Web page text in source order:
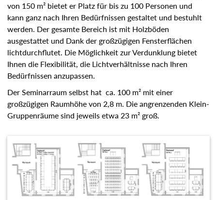
von 150 m² bietet er Platz für bis zu 100 Personen und
kann ganz nach Ihren Bedürfnissen gestaltet und bestuhlt
werden. Der gesamte Bereich ist mit Holzböden
ausgestattet und Dank der großzügigen Fensterflächen
lichtdurchflutet. Die Möglichkeit zur Verdunklung bietet
Ihnen die Flexibilität, die Lichtverhältnisse nach Ihren
Bedürfnissen anzupassen.
Der Seminarraum selbst hat ca. 100 m² mit einer
großzügigen Raumhöhe von 2,8 m. Die angrenzenden
Klein-Gruppenräume sind jeweils etwa 23 m² groß.